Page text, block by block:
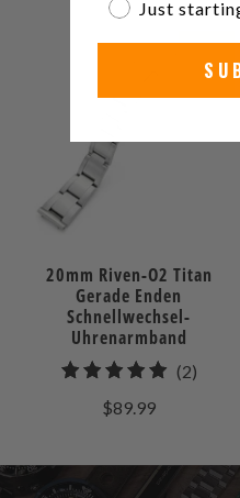
NEU
20mm Riven-O2 Titan
Gerade Enden
Schnellwechsel-
Uhrenarmband
(2)2
$89.99
Just